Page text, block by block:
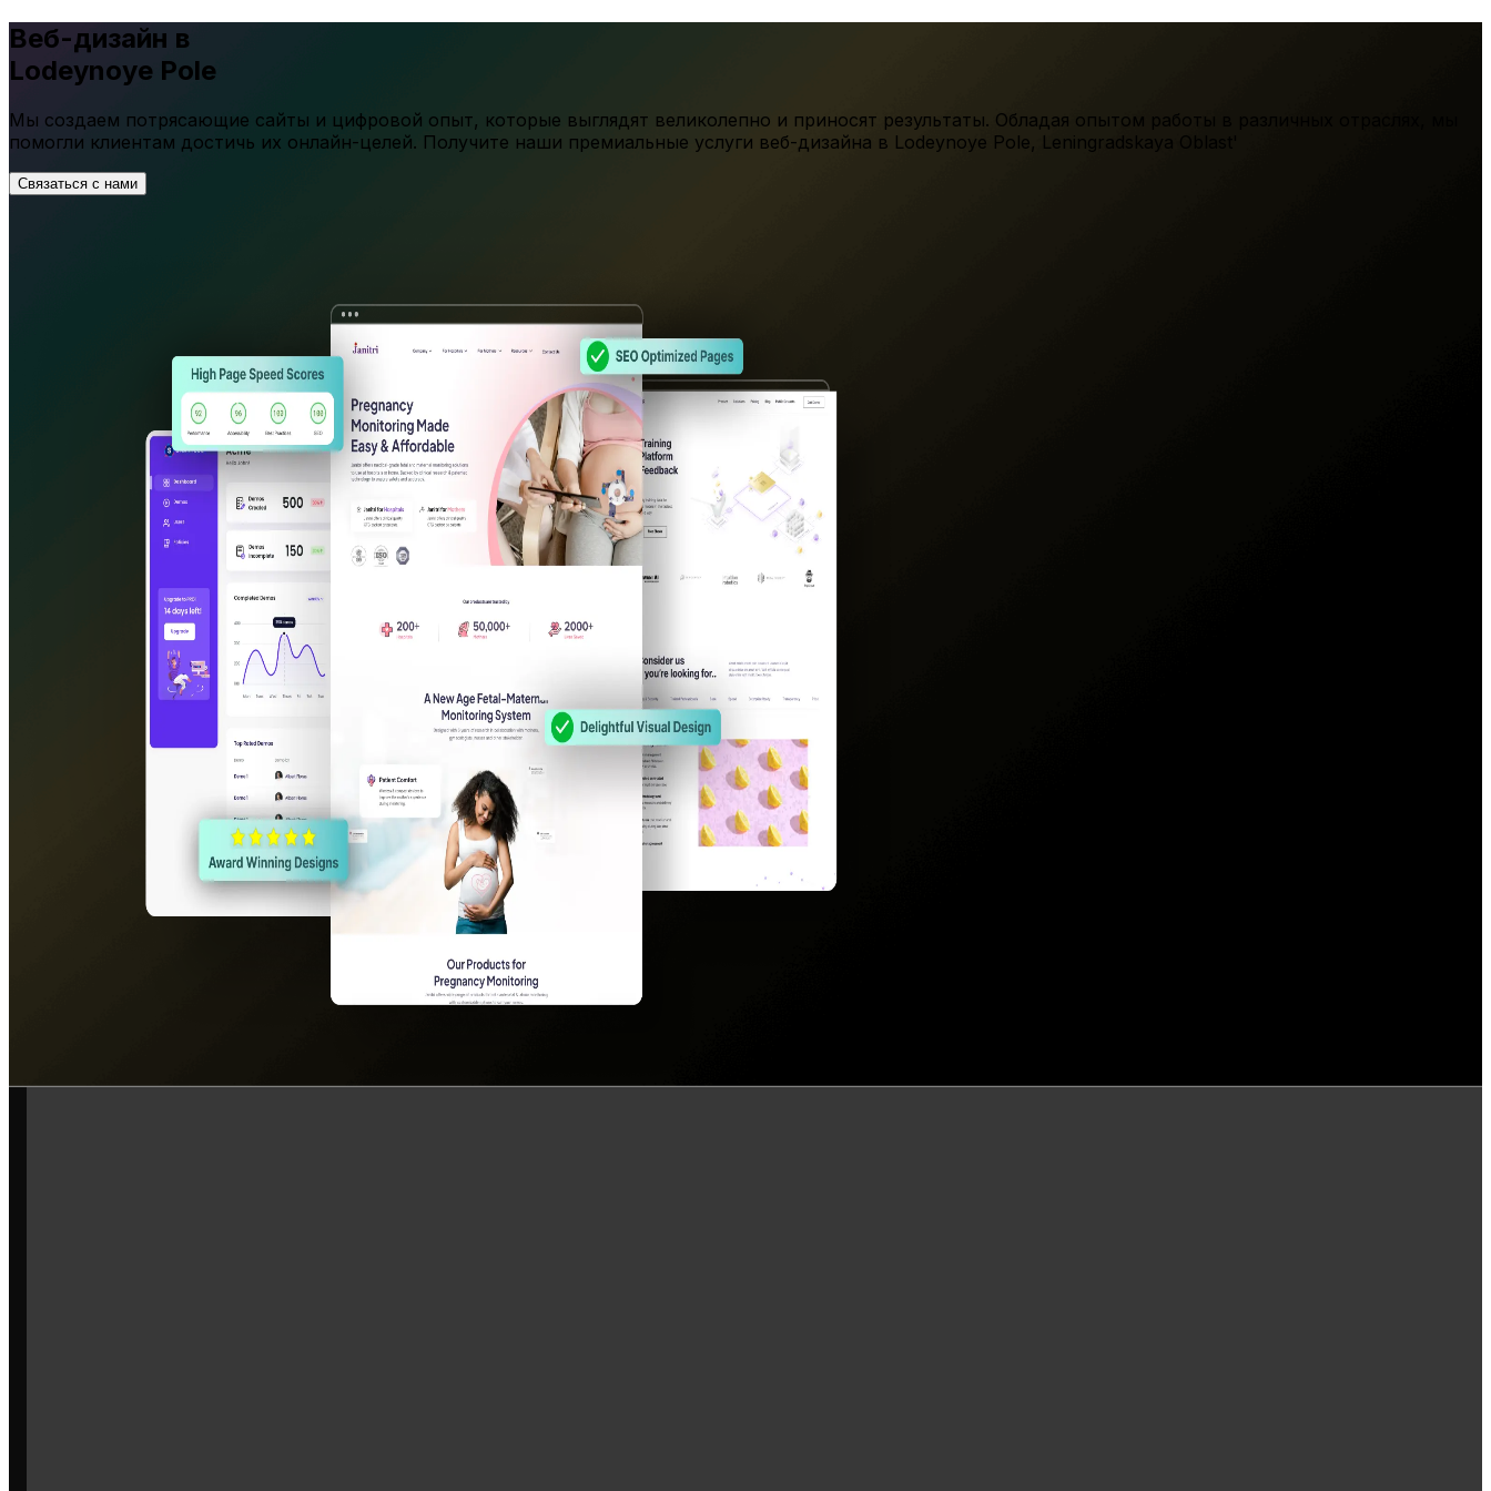
Веб-дизайн в
Lodeynoye Pole
Мы создаем потрясающие сайты и цифровой опыт, которые выглядят великолепно и приносят результаты. Обладая опытом работы в различных отраслях, мы
помогли клиентам достичь их онлайн-целей. Получите наши премиальные услуги веб-дизайна в Lodeynoye Pole, Leningradskaya Oblast'
Связаться с нами